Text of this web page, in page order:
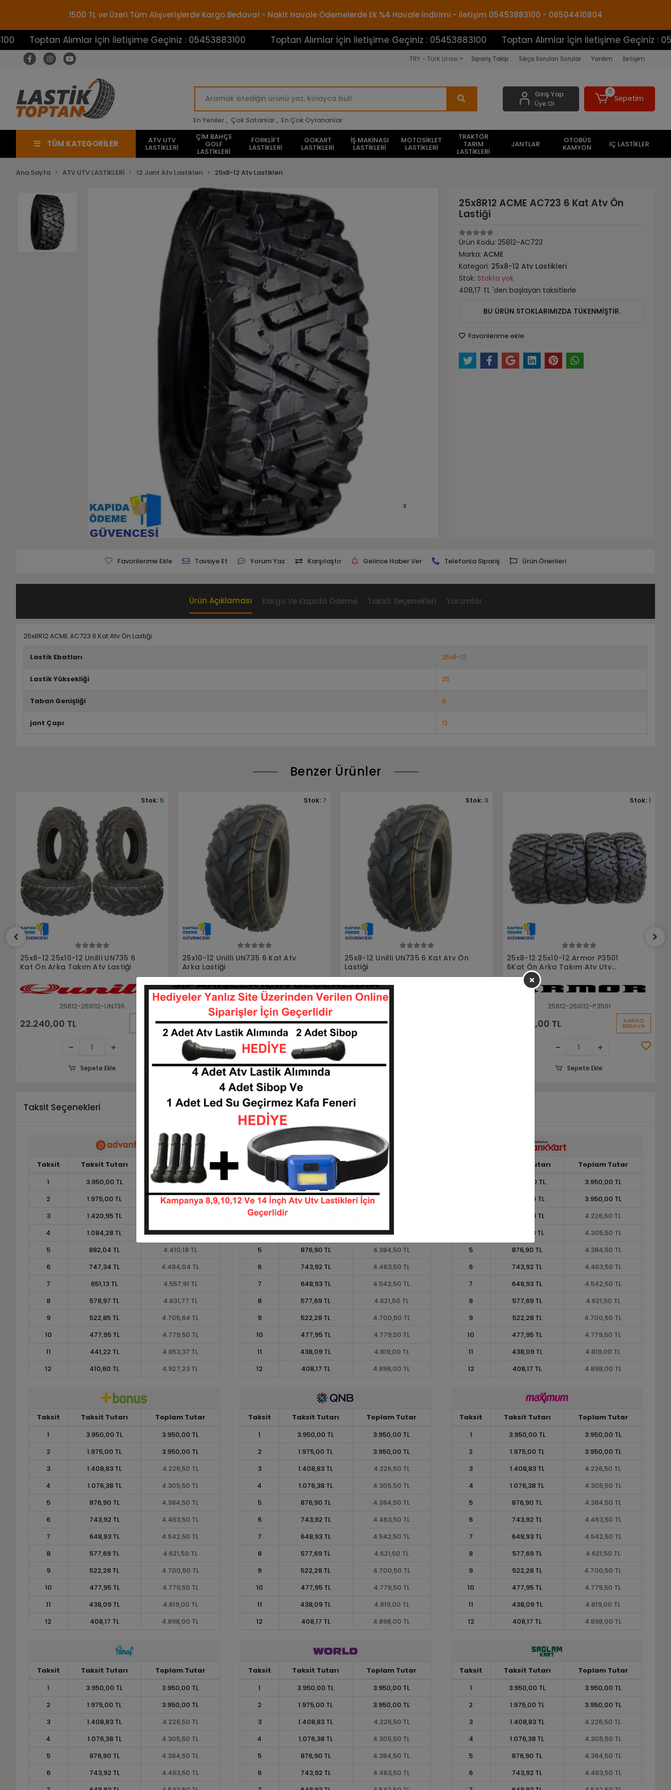
1500 TL ve Üzeri Tüm Alışverişlerde Kargo Bedava! - Nakit Havale Ödemelerde Ek %4 Havale İndirimi - İletişim 05453883100 - 08504410804
Alımlar İçin İletişime Geçiniz : 05453883100 Toptan Alımlar İçin İletişime Geçiniz : 05453883100 Toptan Alımlar İçin İletişime Geçiniz :
TRY - Türk Lirası Sipariş Takip Sıkça Sorulan Sorular Yardım İletişim
En Yeniler , Çok Satanlar , En Çok Oylananlar
Giriş Yap
Üye Ol
0
Sepetim
TÜM KATEGORİLER ATV UTV
LASTİKLERİ
ÇİM BAHÇE
GOLF
LASTİKLERİ
FORKLİFT
LASTİKLERİ
GOKART
LASTİKLERİ
İŞ MAKİNASI
LASTİKLERİ
MOTOSİKLET
LASTİKLERİ
TRAKTÖR
TARIM
LASTİKLERİ
JANTLAR OTOBÜS
KAMYON İÇ LASTİKLER
Ana Sayfa ATV UTV LASTİKLERİ 12 Jant Atv Lastikleri 25x8-12 Atv Lastikleri
25x8R12 ACME AC723 6 Kat Atv Ön
Lastiği
Ürün Kodu:25812-AC723
Marka:ACME
Kategori: 25x8-12 Atv Lastikleri
Stok: Stokta yok
408,17 TL 'den başlayan taksitlerle
BU ÜRÜN STOKLARIMIZDA TÜKENMİŞTİR.
Favorilerime ekle
Favorilerime Ekle Tavsiye Et Yorum Yaz Karşılaştır Gelince Haber Ver Telefonla Sipariş Ürün Önerileri
Ürün Açıklaması Kargo Ve Kapıda Ödeme Taksit Seçenekleri Yorumlar
25x8R12 ACME AC723 6 Kat Atv Ön Lastiği
Lastik Ebatları 25x8-12
Lastik Yüksekliği 25
Taban Genişliği 8
jant Çapı 12
Benzer Ürünler
25x10-12 Unilli UN735 6 Kat Atv
Arka Lastiği
251012-UN735
5.800,00 TL KARGO
BEDAVA
Stok: 7
Sepete Ekle
25x8-12 Unilli UN735 6 Kat Atv Ön
Lastiği
25812-UN735
5.320,00 TL KARGO
BEDAVA
Stok: 9
Sepete Ekle
25x8-12 25x10-12 Armor P3501
6Kat Ön Arka Takım Atv Utv
Lastiği
21.500,00 TL
Stok:1
25x8-12 25x10-12 Junkai sw679 Ön
Arka Takım Asfalt Yol Atv Utv
Lastiği
25812-251012-SW679
20.500,00 TL KARGO
BEDAVA
Stok:8
Sepete Ekle
Taksit Seçenekleri
Taksit Taksit Tutarı
Toplam Tutar
1
3.950,00 TL
3.950,00 TL
2
1.975,00 TL
3.950,00 TL
3
1.420,95 TL
4
1.084,28 TL
4.337,10 TL
5
882,04 TL
4.410,18 TL
6
747,34 TL
4.484,04 TL
7
651,13 TL
4.557,91 TL
8
578,97 TL
4.631,77 TL
9
522,85 TL
4.705,64 TL
10
477,95 TL
4.779,50 TL
11
441,22 TL
4.853,37 TL
12
410,60 TL 4.927,23 TL
Taksit Taksit Tutarı
Toplam Tutar
3.950,00 TL
2
1.975,00 TL
3.950,00 TL
3
4
1.076,38 TL
4.305,50 TL
5
876,90 TL
4.384,50 TL
6
743,92 TL
4.463,50 TL
7
648,93 TL
4.542,50 TL
8
577,69 TL
4.621,50 TL
9
522,28 TL
4.700,50 TL
10
477,95 TL
4.779,50 TL
11
438,09 TL
4.819,00 TL
12
408,17 TL 4.898,00 TL
Taksit Tutarı
Toplam Tutar
3.950,00 TL
3.950,00 TL
1.975,00 TL
3.950,00 TL
1.408,83 TL
4.226,50 TL
1.076,38 TL
4.305,50 TL
5
876,90 TL
4.384,50 TL
6
743,92 TL
4.463,50 TL
7
648,93 TL
4.542,50 TL
8
577,69 TL
4.621,50 TL
9
522,28 TL
4.700,50 TL
10
477,95 TL
4.779,50 TL
11
438,09 TL
4.819,00 TL
12
408,17 TL 4.898,00 TL
Taksit Taksit Tutarı
Toplam Tutar
1
3.950,00 TL
3.950,00 TL
2
1.975,00 TL
3.950,00 TL
3
1.408,83 TL
4.226,50 TL
4
1.076,38 TL
4.305,50 TL
5
876,90 TL
4.384,50 TL
6
743,92 TL
4.463,50 TL
7
648,93 TL
4.542,50 TL
8
577,69 TL
4.621,50 TL
9
522,28 TL
4.700,50 TL
10
477,95 TL
4.779,50 TL
11
438,09 TL
4.819,00 TL
12
408,17 TL 4.898,00 TL
Taksit Taksit Tutarı
Toplam Tutar
1
3.950,00 TL
3.950,00 TL
2
1.975,00 TL
3.950,00 TL
3
1.408,83 TL
4.226,50 TL
4
1.076,38 TL
4.305,50 TL
5
876,90 TL
4.384,50 TL
6
743,92 TL
4.463,50 TL
7
648,93 TL
4.542,50 TL
8
577,69 TL
4.621,50 TL
9
522,28 TL
4.700,50 TL
10
477,95 TL
4.779,50 TL
11
438,09 TL
4.819,00 TL
12
408,17 TL 4.898,00 TL
Taksit Taksit Tutarı
Toplam Tutar
1
3.950,00 TL
3.950,00 TL
2
1.975,00 TL
3.950,00 TL
3
1.408,83 TL
4.226,50 TL
4
1.076,38 TL
4.305,50 TL
5
876,90 TL
4.384,50 TL
6
743,92 TL
4.463,50 TL
7
648,93 TL
4.542,50 TL
8
577,69 TL
4.621,50 TL
9
522,28 TL
4.700,50 TL
10
477,95 TL
4.779,50 TL
11
438,09 TL
4.819,00 TL
12
408,17 TL 4.898,00 TL
Taksit Taksit Tutarı
Toplam Tutar
1
3.950,00 TL
3.950,00 TL
2
1.975,00 TL
3.950,00 TL
3
1.408,83 TL
4.226,50 TL
4
1.076,38 TL
4.305,50 TL
5
876,90 TL
4.384,50 TL
6
743,92 TL
4.463,50 TL
Taksit Taksit Tutarı
Toplam Tutar
1
3.950,00 TL
3.950,00 TL
2
1.975,00 TL
3.950,00 TL
3
1.408,83 TL
4.226,50 TL
4
1.076,38 TL
4.305,50 TL
5
876,90 TL
4.384,50 TL
6
743,92 TL
4.463,50 TL
Taksit Taksit Tutarı
Toplam Tutar
1
3.950,00 TL
3.950,00 TL
2
1.975,00 TL
3.950,00 TL
3
1.408,83 TL
4.226,50 TL
4
1.076,38 TL
4.305,50 TL
5
876,90 TL
4.384,50 TL
6
743,92 TL
4.463,50 TL